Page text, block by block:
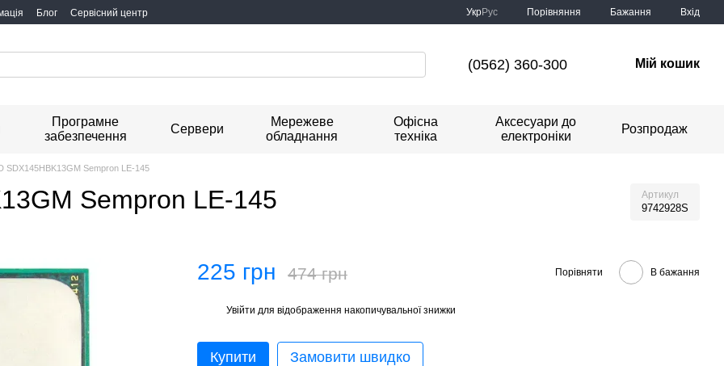
Блог Сервісний центр УкрРус Порівняння Бажання Вхід
(0562) 360-300 Мій кошик
Програмне
забезпечення
Сервери
Мережеве
обладнання
Офісна
техніка
Аксесуари до
електроніки
Розпродаж
SDX145HBK13GM Sempron LE-145
Sempron LE-145 Артикул
9742928S
225 грн 474 грн Порівняти В бажання
Увійти для відображення накопичувальної знижки
Купити Замовити швидко